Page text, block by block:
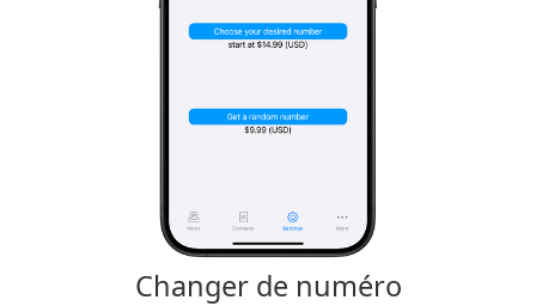
Changer de numéro